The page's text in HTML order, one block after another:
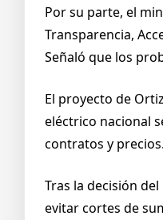
Por su parte, el
Transparencia,
Señaló que los
El proyecto de
eléctrico nacional
contratos y precios.
Tras la decisión
evitar cortes de